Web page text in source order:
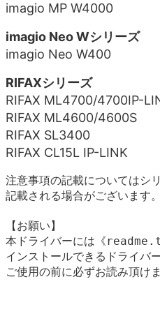
imagio MP W4000
imagio Neo Wシリーズ
imagio Neo W400
RIFAXシリーズ
RIFAX ML4700/4700IP-
RIFAX ML4600/4600S
RIFAX SL3400
RIFAX CL15L IP-LINK
注意事項の記載についてはシ
記載される場合がございます
【お願い】
本ドライバーには《
インストールできるドライバ
ご使用の前に必ずお読み頂け